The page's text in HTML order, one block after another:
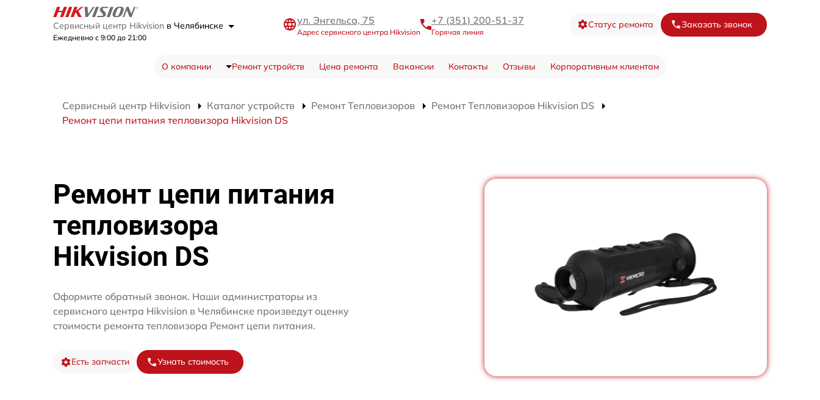
Сервисный центр Hikvision в Челябинске
Ежедневно с 9:00 до 21:00
ул. Энгельса, 75
Адрес сервисного центра Hikvision
+7 (351) 200-51-37
Горячая линия
Статус ремонта Заказать звонок
О компании Ремонт устройств Цена ремонта Вакансии Контакты Отзывы Корпоративным клиентам
Сервисный центр Hikvision Каталог устройств Ремонт Тепловизоров
Ремонт Тепловизоров Hikvision DS
Ремонт цепи питания тепловизора Hikvision DS
Ремонт цепи питания
тепловизора
Hikvision DS
Оформите обратный звонок. Наши администраторы из
сервисного центра Hikvision в Челябинске произведут оценку
стоимости ремонта тепловизора Ремонт цепи питания.
Есть запчасти Узнать стоимость